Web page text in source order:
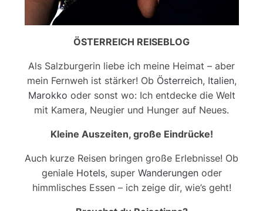
ÖSTERREICH REISEBLOG
Als Salzburgerin liebe ich meine Heimat – aber
mein Fernweh ist stärker! Ob Österreich, Italien,
Marokko oder sonst wo: Ich entdecke die Welt
mit Kamera, Neugier und Hunger auf Neues.
Kleine Auszeiten, große Eindrücke!
Auch kurze Reisen bringen große Erlebnisse! Ob
geniale Hotels, super Wanderungenoder
himmlisches Essen – ich zeige dir, wie’s geht!